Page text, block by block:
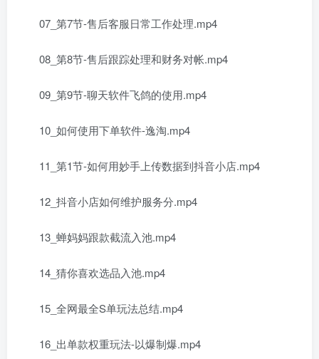
07_第7节-售后客服日常工作处理.mp4
08_第8节-售后跟踪处理和财务对帐.mp4
09_第9节-聊天软件飞鸽的使用.mp4
10_如何使用下单软件-逸淘.mp4
11_第1节-如何用妙手上传数据到抖音小店.mp4
12_抖音小店如何维护服务分.mp4
13_蝉妈妈跟款截流入池.mp4
14_猜你喜欢选品入池.mp4
15_全网最全S单玩法总结.mp4
16_出单款权重玩法-以爆制爆.mp4